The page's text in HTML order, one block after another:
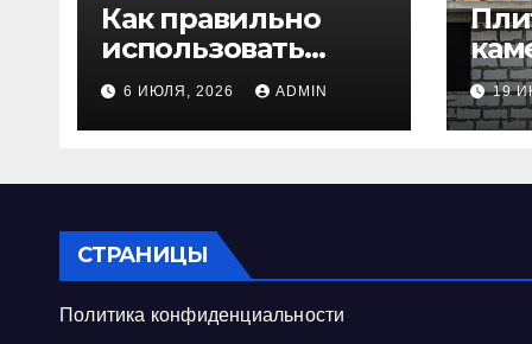
Как правильно
использовать
мембранную
плёнку для
гидроизоляции
6 ИЮЛЯ, 2026 ADMIN 19
СТРАНИЦЫ
Политика конфиденциальности